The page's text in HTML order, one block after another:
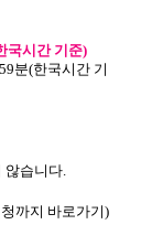
국시간 기준)
분(한국시간 기
습니다.
까지 바로가기)